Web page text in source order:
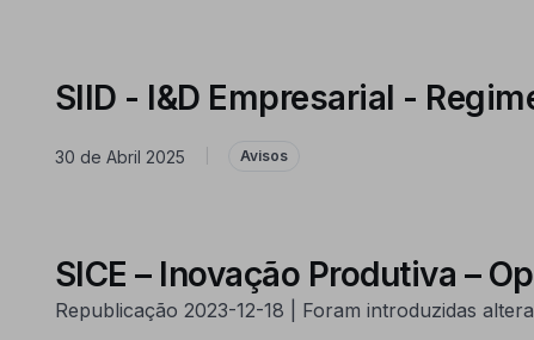
SIID - I&D Empresarial -
30 de Abril 2025 Avisos
SICE – Inovação Produtiva –
Republicação 2023-12-18 | Foram introduzidas